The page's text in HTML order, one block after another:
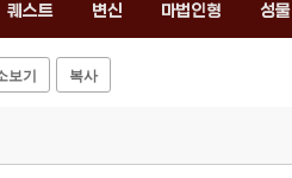
퀘스트 변신 마법인형 성물
보기 복사